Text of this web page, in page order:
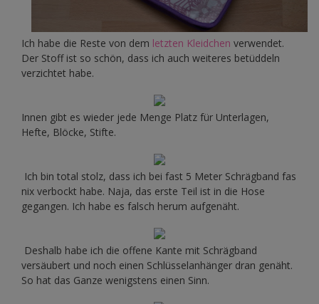
Ich habe die Reste von dem letzten Kleidchen verwendet.
Der Stoff ist so schön, dass ich auch weiteres betüddeln
verzichtet habe.
Innen gibt es wieder jede Menge Platz für Unterlagen,
Hefte, Blöcke, Stifte.
Ich bin total stolz, dass ich bei fast 5 Meter Schrägband fas
nix verbockt habe. Naja, das erste Teil ist in die Hose
gegangen. Ich habe es falsch herum aufgenäht.
Deshalb habe ich die offene Kante mit Schrägband
versäubert und noch einen Schlüsselanhänger dran genäht.
So hat das Ganze wenigstens einen Sinn.